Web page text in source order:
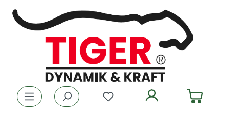
Zum Hauptinhalt springen
Du hast 0 Produkte auf